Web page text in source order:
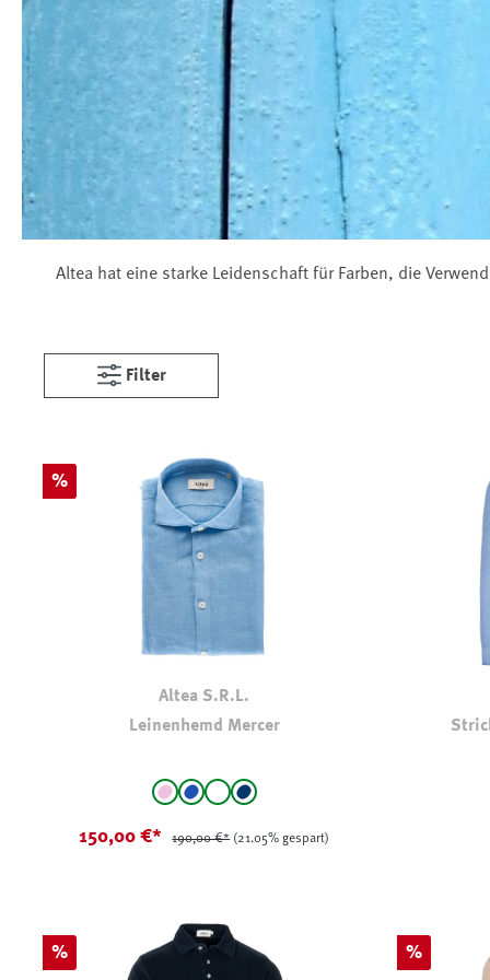
Altea hat eine starke Leidenschaft für Farben, die
Filter
Rabatt
%
Altea S.R.L.
Leinenhemd Mercer
auswählen
rosamittelblau
weißmarine
150,00 €* 190,00 €* (21.05% gespart)
Rabatt
% Rabatt
%